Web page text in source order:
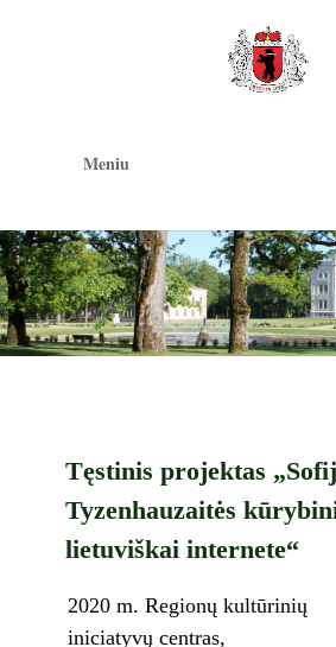
Meniu
Tęstinis projektas
Tyzenhauzaitės
lietuviškai internete“
2020 m. Regionų kultūrinių
iniciatyvų centras,